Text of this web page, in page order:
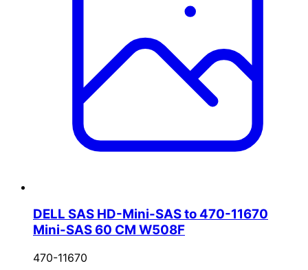
DELL SAS HD-Mini-SAS to 470-11670
Mini-SAS 60 CM W508F
470-11670